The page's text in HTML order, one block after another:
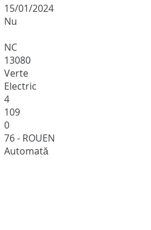
15/01/2024
Nu
NC
13080
Verte
Electric
4
109
0
76 - ROUEN
Automată